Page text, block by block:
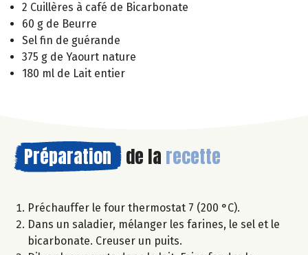
2 Cuillères à café de Bicarbonate
60 g de Beurre
Sel fin de guérande
375 g de Yaourt nature
180 ml de Lait entier
Préparation de la recette
Préchauffer le four thermostat 7 (200 °C).
Dans un saladier, mélanger les farines, le sel et le
bicarbonate. Creuser un puits.